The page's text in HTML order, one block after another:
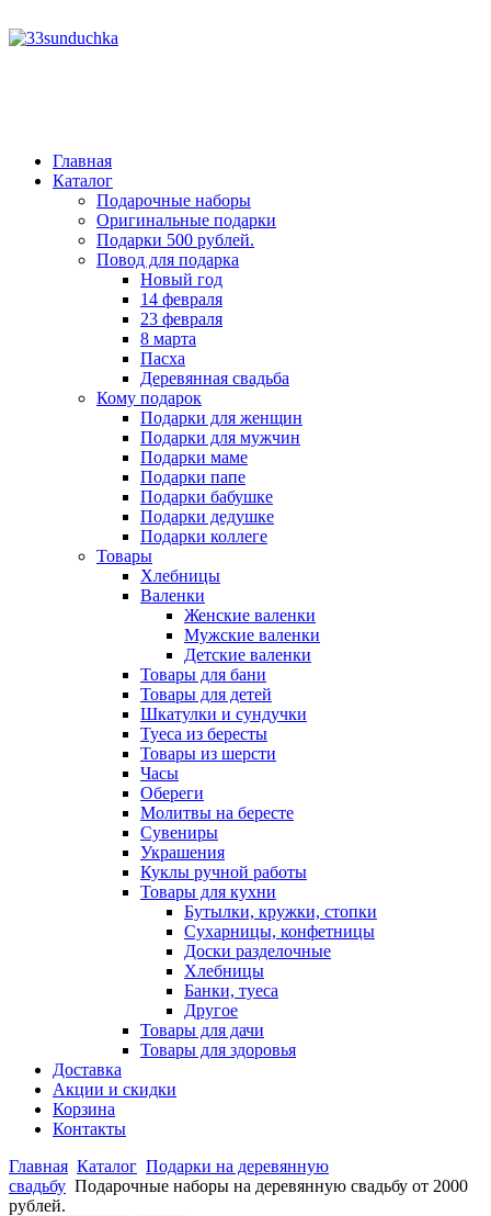
Главная
Каталог
Подарочные наборы
Оригинальные подарки
Подарки 500 рублей.
Повод для подарка
Новый год
14 февраля
23 февраля
8 марта
Пасха
Деревянная свадьба
Кому подарок
Подарки для женщин
Подарки для мужчин
Подарки маме
Подарки папе
Подарки бабушке
Подарки дедушке
Подарки коллеге
Товары
Хлебницы
Валенки
Женские валенки
Мужские валенки
Детские валенки
Товары для бани
Товары для детей
Шкатулки и сундучки
Туеса из бересты
Товары из шерсти
Часы
Обереги
Молитвы на бересте
Сувениры
Украшения
Куклы ручной работы
Товары для кухни
Бутылки, кружки, стопки
Сухарницы, конфетницы
Доски разделочные
Хлебницы
Банки, туеса
Другое
Товары для дачи
Товары для здоровья
Доставка
Акции и скидки
Корзина
Контакты
Главная Каталог Подарки на деревянную
свадьбу Подарочные наборы на деревянную свадьбу от 2000
рублей.